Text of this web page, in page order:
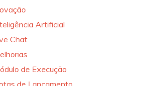
Artificial
Chat
de Execução
de Lançamento